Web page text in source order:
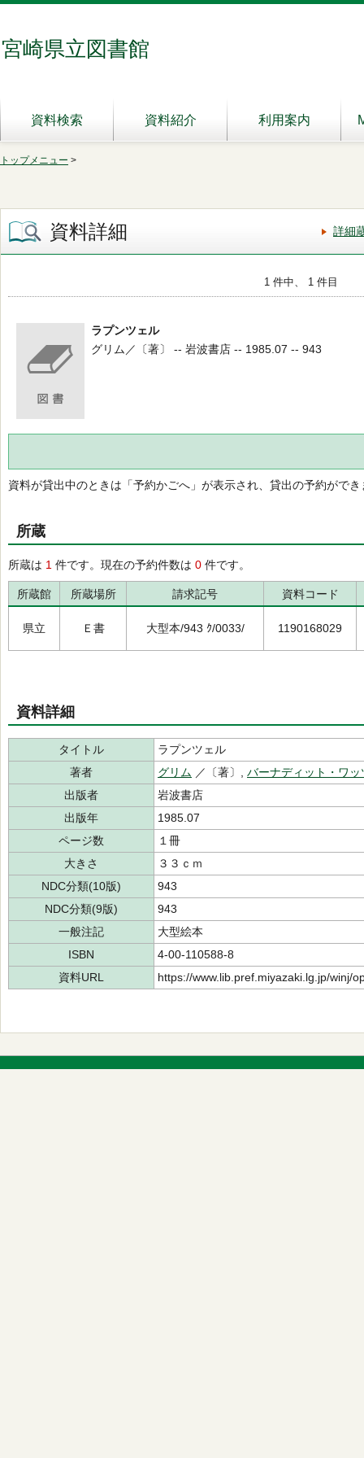
宮崎県立図書館
資料検索 資料紹介 利用案内
トップメニュー >
資料詳細 詳細
1 件中、 1 件目
ラプンツェル
グリム／〔著〕 -- 岩波書店 -- 1985.07 -- 943
資料が貸出中のときは「予約かごへ」が表示され、貸出の予約ができ
所蔵
所蔵は 1 件です。現在の予約件数は 0 件です。
所蔵館 所蔵場所 請求記号 資料コード
県立 Ｅ書 大型本/943 ｸ/0033/ 1190168029
資料詳細
タイトル
ラプンツェル
著者
グリム ／〔著〕, バーナディット・ワッ
出版者
岩波書店
出版年
1985.07
ページ数
１冊
大きさ
３３ｃｍ
NDC分類(10版)
943
NDC分類(9版)
943
一般注記
大型絵本
ISBN
4-00-110588-8
資料URL
https://www.lib.pref.miyazaki.lg.jp/winj/